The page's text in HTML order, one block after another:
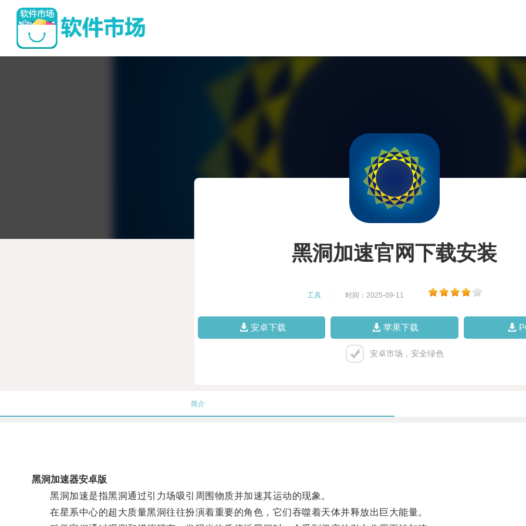
黑洞加速官网下载安装
工具 时间：2025-09-11
安卓下载 苹果下载
安卓市场，安全绿色
简介
黑洞加速器安卓版
黑洞加速是指黑洞通过引力场吸引周围物质并加速其运动的现象。
在星系中心的超大质量黑洞往往扮演着重要的角色，它们吞噬着天体并释放出巨大能量。